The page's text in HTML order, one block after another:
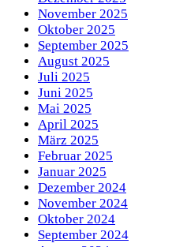
November 2025
Oktober 2025
September 2025
August 2025
Juli 2025
Juni 2025
Mai 2025
April 2025
März 2025
Februar 2025
Januar 2025
Dezember 2024
November 2024
Oktober 2024
September 2024